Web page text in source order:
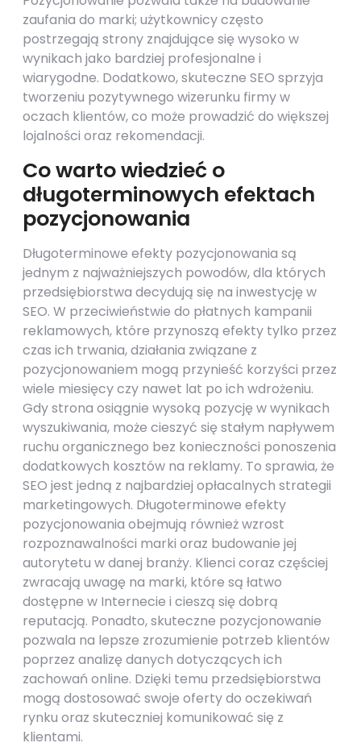
zaufania do marki; użytkownicy często
postrzegają strony znajdujące się wysoko w
wynikach jako bardziej profesjonalne i
wiarygodne. Dodatkowo, skuteczne SEO sprzyja
tworzeniu pozytywnego wizerunku firmy w
oczach klientów, co może prowadzić do większej
lojalności oraz rekomendacji.
Co warto wiedzieć o
długoterminowych efektach
pozycjonowania
Długoterminowe efekty pozycjonowania są
jednym z najważniejszych powodów, dla których
przedsiębiorstwa decydują się na inwestycję w
SEO. W przeciwieństwie do płatnych kampanii
reklamowych, które przynoszą efekty tylko przez
czas ich trwania, działania związane z
pozycjonowaniem mogą przynieść korzyści przez
wiele miesięcy czy nawet lat po ich wdrożeniu.
Gdy strona osiągnie wysoką pozycję w wynikach
wyszukiwania, może cieszyć się stałym napływem
ruchu organicznego bez konieczności ponoszenia
dodatkowych kosztów na reklamy. To sprawia, że
SEO jest jedną z najbardziej opłacalnych strategii
marketingowych. Długoterminowe efekty
pozycjonowania obejmują również wzrost
rozpoznawalności marki oraz budowanie jej
autorytetu w danej branży. Klienci coraz częściej
zwracają uwagę na marki, które są łatwo
dostępne w Internecie i cieszą się dobrą
reputacją. Ponadto, skuteczne pozycjonowanie
pozwala na lepsze zrozumienie potrzeb klientów
poprzez analizę danych dotyczących ich
zachowań online. Dzięki temu przedsiębiorstwa
mogą dostosować swoje oferty do oczekiwań
rynku oraz skuteczniej komunikować się z
klientami.